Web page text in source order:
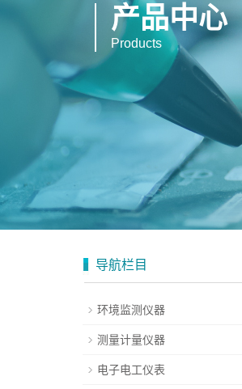
产品中心
Products
导航栏目
环境监测仪器
测量计量仪器
电子电工仪表